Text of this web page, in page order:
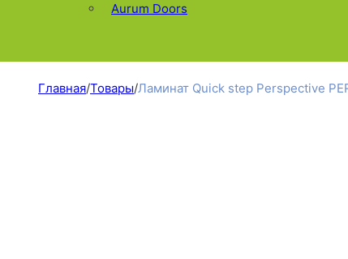
Aurum Doors
Главная/Товары/Ламинат Quick step Perspective